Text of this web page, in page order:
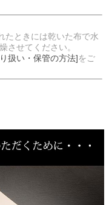
たときには乾いた布で水
させてください。
扱い・保管の方法]をご